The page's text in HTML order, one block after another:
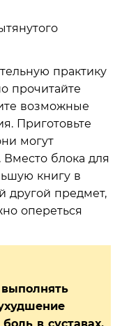
практику
прочитайте
возможные
Приготовьте
могут
блока для
книгу в
другой предмет,
опереться
выполнять
в суставах,